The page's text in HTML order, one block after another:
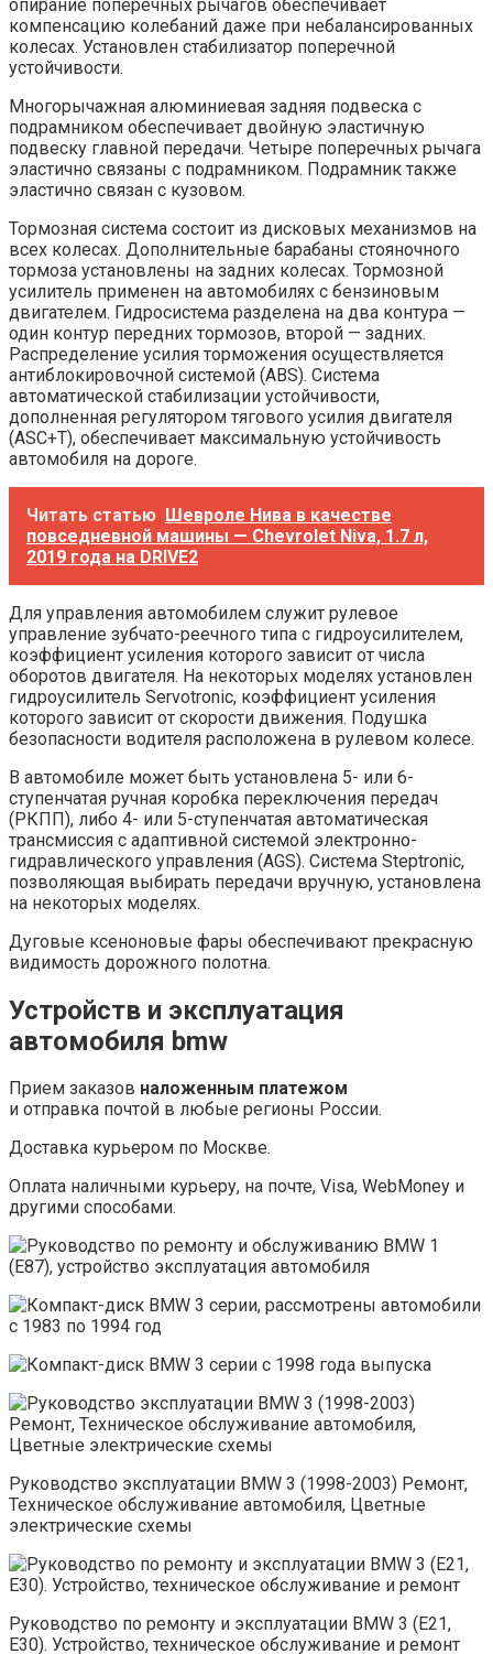
опирание поперечных рычагов обеспечивает
компенсацию колебаний даже при небалансированных
колесах. Установлен стабилизатор поперечной
устойчивости.
Многорычажная алюминиевая задняя подвеска с
подрамником обеспечивает двойную эластичную
подвеску главной передачи. Четыре поперечных рычага
эластично связаны с подрамником. Подрамник также
эластично связан с кузовом.
Тормозная система состоит из дисковых механизмов на
всех колесах. Дополнительные барабаны стояночного
тормоза установлены на задних колесах. Тормозной
усилитель применен на автомобилях с бензиновым
двигателем. Гидросистема разделена на два контура —
один контур передних тормозов, второй — задних.
Распределение усилия торможения осуществляется
антиблокировочной системой (ABS). Система
автоматической стабилизации устойчивости,
дополненная регулятором тягового усилия двигателя
(ASC+T), обеспечивает максимальную устойчивость
автомобиля на дороге.
Читать статью Шевроле Нива в качестве
повседневной машины — Chevrolet Niva, 1.7 л,
2019 года на DRIVE2
Для управления автомобилем служит рулевое
управление зубчато-реечного типа с гидроусилителем,
коэффициент усиления которого зависит от числа
оборотов двигателя. На некоторых моделях установлен
гидроусилитель Servotronic, коэффициент усиления
которого зависит от скорости движения. Подушка
безопасности водителя расположена в рулевом колесе.
В автомобиле может быть установлена 5- или 6-
ступенчатая ручная коробка переключения передач
(РКПП), либо 4- или 5-ступенчатая автоматическая
трансмиссия с адаптивной системой электронно-
гидравлического управления (AGS). Система Steptronic,
позволяющая выбирать передачи вручную, установлена
на некоторых моделях.
Дуговые ксеноновые фары обеспечивают прекрасную
видимость дорожного полотна.
Устройств и эксплуатация
автомобиля bmw
Прием заказов наложенным платежом
и отправка почтой в любые регионы России.
Доставка курьером по Москве.
Оплата наличными курьеру, на почте, Visa, WebMoney и
другими способами.
Руководство эксплуатации BMW 3 (1998-2003) Ремонт,
Техническое обслуживание автомобиля, Цветные
электрические схемы
Руководство по ремонту и эксплуатации BMW 3 (E21,
Е30). Устройство, техническое обслуживание и ремонт